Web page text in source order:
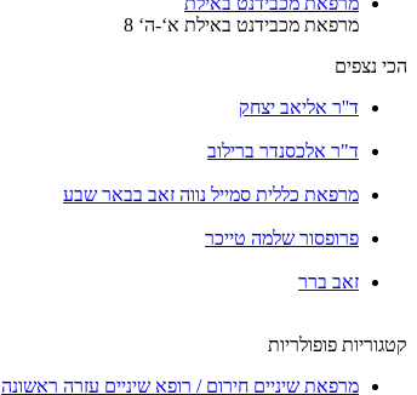
מרפאת מכבידנט באילת א‘-ה‘ 8
הכי נצפים
ד''ר אליאב יצחק
ד"ר אלכסנדר ברילוב
מרפאת כללית סמייל נווה זאב בבאר שבע
פרופסור שלמה טייכר
זאב ברר
קטגוריות פופולריות
מרפאת שיניים חירום / רופא שיניים עזרה ראשונה